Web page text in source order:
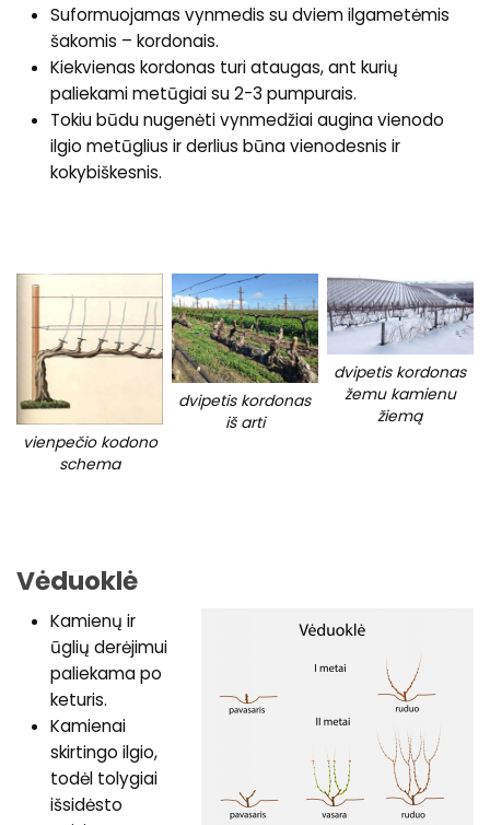
Suformuojamas vynmedis su dviem ilgametėmis
šakomis – kordonais.
Kiekvienas kordonas turi ataugas, ant kurių
paliekami metūgiai su 2-3 pumpurais.
Tokiu būdu nugenėti vynmedžiai augina vienodo
ilgio metūglius ir derlius būna vienodesnis ir
kokybiškesnis.
vienpečio kodono
schema
dvipetis kordonas
iš arti
dvipetis kordonas
žemu kamienu
žiemą
Vėduoklė
Kamienų ir
ūglių derėjimui
paliekama po
keturis.
Kamienai
skirtingo ilgio,
todėl tolygiai
išsidėsto